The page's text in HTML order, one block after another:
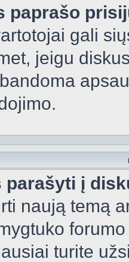
paprašo
gali
jeigu
parašyti į
naują temą
turite